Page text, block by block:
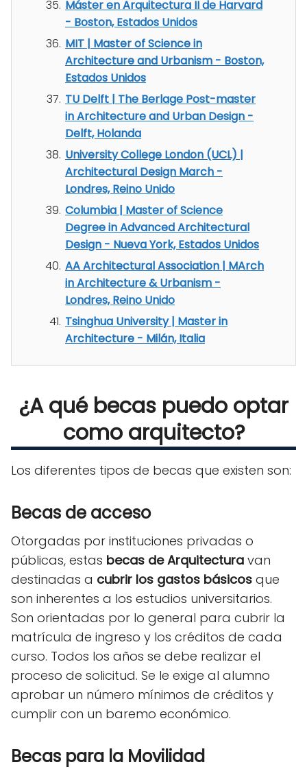
Máster en Arquitectura II de Harvard
- Boston, Estados Unidos
MIT | Master of Science in
Architecture and Urbanism - Boston,
Estados Unidos
TU Delft | The Berlage Post-master
in Architecture and Urban Design -
Delft, Holanda
University College London (UCL) |
Architectural Design March -
Londres, Reino Unido
Columbia | Master of Science
Degree in Advanced Architectural
Design - Nueva York, Estados Unidos
AA Architectural Association | MArch
in Architecture & Urbanism -
Londres, Reino Unido
Tsinghua University | Master in
Architecture - Milán, Italia
¿A qué becas puedo optar
como arquitecto?
Los diferentes tipos de becas que existen son:
Becas de acceso
Otorgadas por instituciones privadas o
públicas, estas becas de Arquitectura van
destinadas a cubrir los gastos básicos que
son inherentes a los estudios universitarios.
Son orientadas por lo general para cubrir la
matrícula de ingreso y los créditos de cada
curso. Todos los años se debe realizar el
proceso de solicitud. Se le exige al alumno
aprobar un número mínimos de créditos y
cumplir con un baremo económico.
Becas para la Movilidad